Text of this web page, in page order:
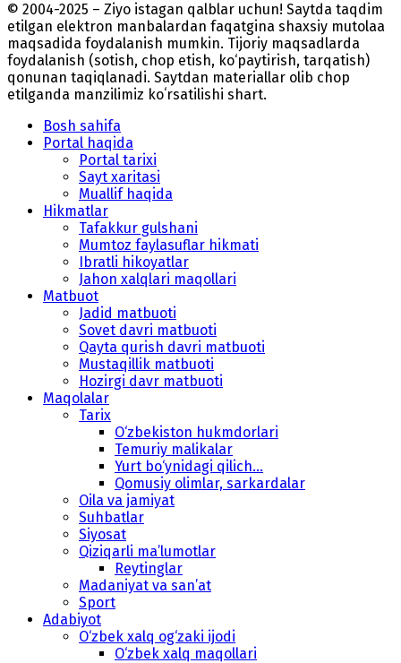
© 2004-2025 – Ziyo istagan qalblar uchun! Saytda taqdim
etilgan elektron manbalardan faqatgina shaxsiy mutolaa
maqsadida foydalanish mumkin. Tijoriy maqsadlarda
foydalanish (sotish, chop etish, ko‘paytirish, tarqatish)
qonunan taqiqlanadi. Saytdan materiallar olib chop
etilganda manzilimiz koʻrsatilishi shart.
Bosh sahifa
Portal haqida
Portal tarixi
Sayt xaritasi
Muallif haqida
Hikmatlar
Tafakkur gulshani
Mumtoz faylasuflar hikmati
Ibratli hikoyatlar
Jahon xalqlari maqollari
Matbuot
Jadid matbuoti
Sovet davri matbuoti
Qayta qurish davri matbuoti
Mustaqillik matbuoti
Hozirgi davr matbuoti
Maqolalar
Tarix
O‘zbekiston hukmdorlari
Temuriy malikalar
Yurt bo‘ynidagi qilich...
Qomusiy olimlar, sarkardalar
Oila va jamiyat
Suhbatlar
Siyosat
Qiziqarli ma’lumotlar
Reytinglar
Madaniyat va san’at
Sport
Adabiyot
O‘zbek xalq og‘zaki ijodi
O‘zbek xalq maqollari